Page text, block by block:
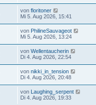
von floritoner
Mi 5. Aug 2026, 15:41
von PhilineSauvageot
Mi 5. Aug 2026, 13:24
von Wellentaucherin
Di 4. Aug 2026, 22:54
von nikki_in_tension
Di 4. Aug 2026, 20:48
von Laughing_serpent
Di 4. Aug 2026, 19:33